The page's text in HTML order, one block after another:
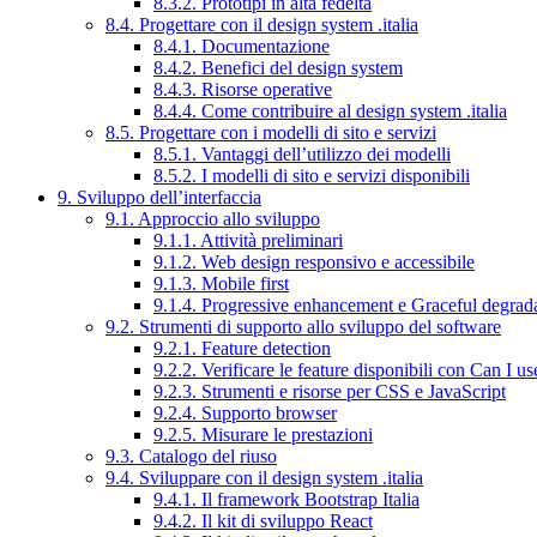
8.4. Progettare con il design system .italia
8.4.1. Documentazione
8.4.2. Benefici del design system
8.4.3. Risorse operative
8.4.4. Come contribuire al design system .italia
8.5. Progettare con i modelli di sito e servizi
8.5.1. Vantaggi dell’utilizzo dei modelli
8.5.2. I modelli di sito e servizi disponibili
9. Sviluppo dell’interfaccia
9.1. Approccio allo sviluppo
9.1.1. Attività preliminari
9.1.2. Web design responsivo e accessibile
9.1.3. Mobile first
9.1.4. Progressive enhancement e Graceful
9.2. Strumenti di supporto allo sviluppo del software
9.2.1. Feature detection
9.2.2. Verificare le feature disponibili con Can I
9.2.3. Strumenti e risorse per CSS e JavaScript
9.2.4. Supporto browser
9.2.5. Misurare le prestazioni
9.3. Catalogo del riuso
9.4. Sviluppare con il design system .italia
9.4.1. Il framework Bootstrap Italia
9.4.2. Il kit di sviluppo React